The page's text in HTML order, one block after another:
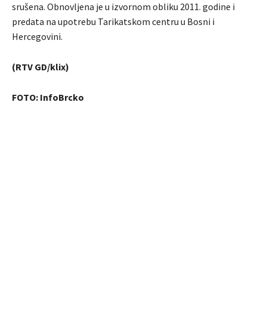
srušena. Obnovljena je u izvornom obliku 2011. godine i
predata na upotrebu Tarikatskom centru u Bosni i
Hercegovini.
(RTV GD/klix)
FOTO: InfoBrcko